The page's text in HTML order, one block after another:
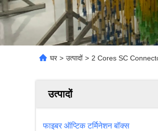
घर > उत्पादों > 2 Cores SC
उत्पादों
फाइबर ऑप्टिक टर्मिनेशन बॉक्स